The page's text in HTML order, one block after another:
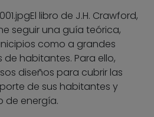
El libro de J.H. Crawford,
seguir una guía teórica,
como a grandes
habitantes. Para ello,
diseños para cubrir las
de sus habitantes y
de energía.